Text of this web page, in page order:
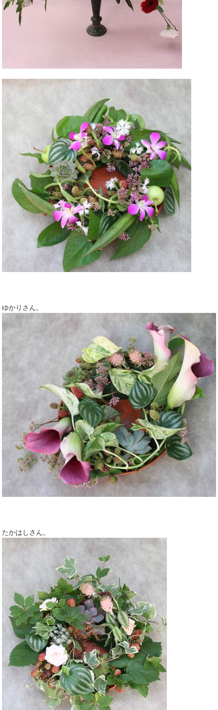
ゆかりさん。
たかはしさん。